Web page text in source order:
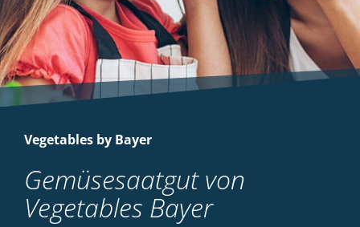
Vegetables by Bayer
Gemüsesaatgut von
Vegetables Bayer